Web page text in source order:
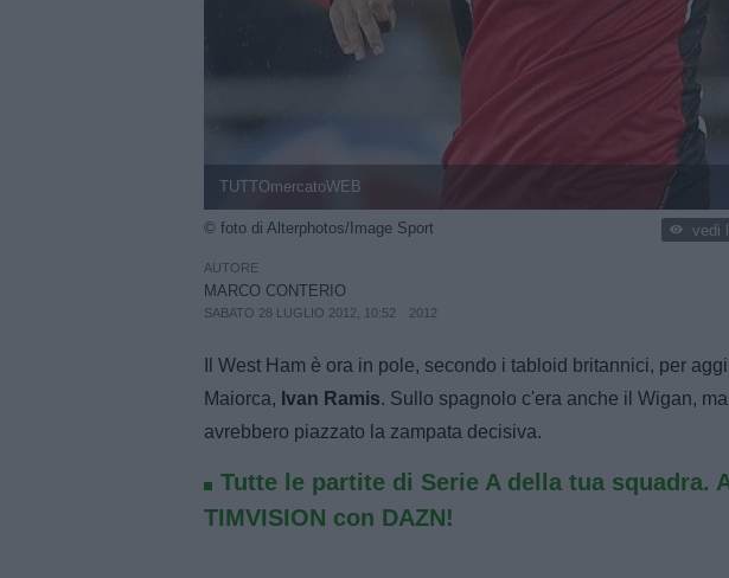
TUTTOmercatoWEB
© foto di Alterphotos/Image Sport vedi
AUTORE
MARCO CONTERIO
SABATO 28 LUGLIO 2012, 10:52 2012
Il West Ham è ora in pole, secondo i tabloid britannici, per
Maiorca, Ivan Ramis. Sullo spagnolo c'era anche il Wigan,
avrebbero piazzato la zampata decisiva.
Tutte le partite di Serie A della tua squadra.
TIMVISION con DAZN!